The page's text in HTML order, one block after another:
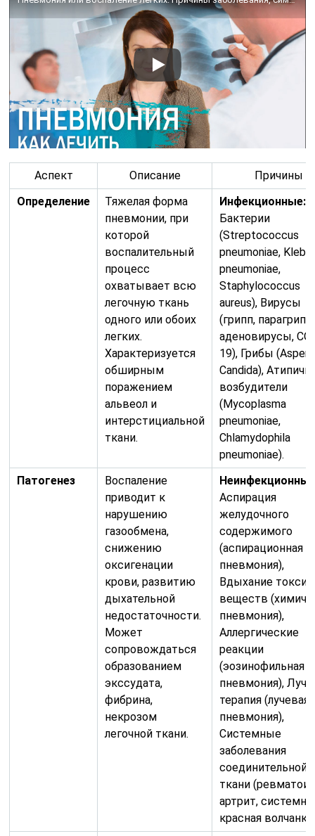
Аспект Описание
Причины
Определение
Тяжелая форма
пневмонии, при
которой
воспалительный
процесс
охватывает всю
легочную ткань
одного или обоих
легких.
Характеризуется
обширным
поражением
альвеол и
интерстициальной
ткани.
Инфекционные:
Бактерии
(Streptococcus
pneumoniae,
pneumoniae,
Staphylococcus
aureus), Вирусы
(грипп, парагрипп,
аденовирусы,
19), Грибы
Candida),
возбудители
(Mycoplasma
pneumoniae,
Chlamydophila
pneumoniae).
Патогенез
Воспаление
приводит к
нарушению
газообмена,
снижению
оксигенации
крови, развитию
дыхательной
недостаточности.
Может
сопровождаться
образованием
экссудата,
фибрина,
некрозом
легочной ткани.
Аспирация
желудочного
содержимого
(аспирационная
пневмония),
Вдыхание
веществ
пневмония),
Аллергические
реакции
(эозинофильная
пневмония),
терапия (лучевая
пневмония),
Системные
заболевания
соединительной
ткани
артрит,
красная